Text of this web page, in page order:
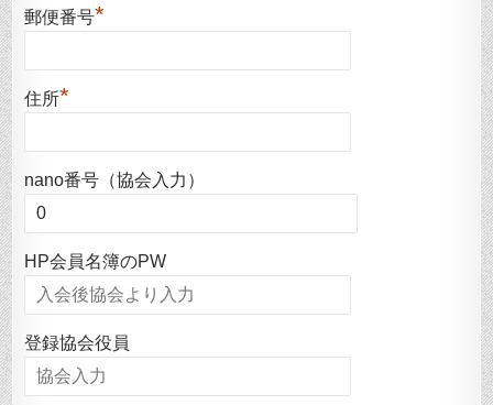
郵便番号*
住所*
nano番号（協会入力）
HP会員名簿のPW
登録協会役員